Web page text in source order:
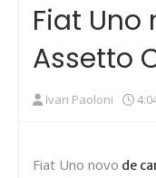
Fiat Uno
Assetto
Ivan Paoloni
Fiat Uno novo de